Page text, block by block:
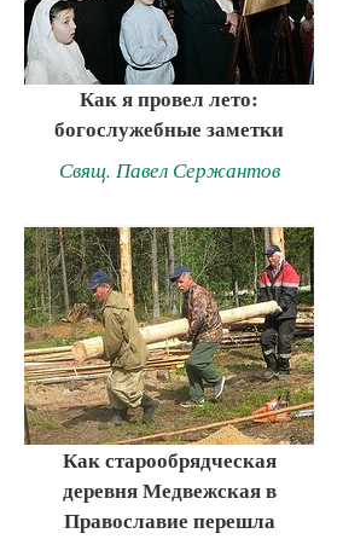
Как я провел лето:
богослужебные заметки
Свящ. Павел Сержантов
Как старообрядческая
деревня Медвежская в
Православие перешла